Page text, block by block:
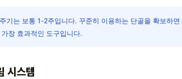
기는 보통 1-2주입니다. 꾸준히 이용하는 단골을 확보하
장 효과적인 도구입니다.
시스템